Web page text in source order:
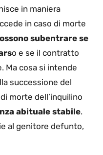
in maniera
in caso di morte
subentrare se
o e se il contratto
Ma cosa si intende
successione del
morte dell’inquilino
abituale stabile.
al genitore defunto,